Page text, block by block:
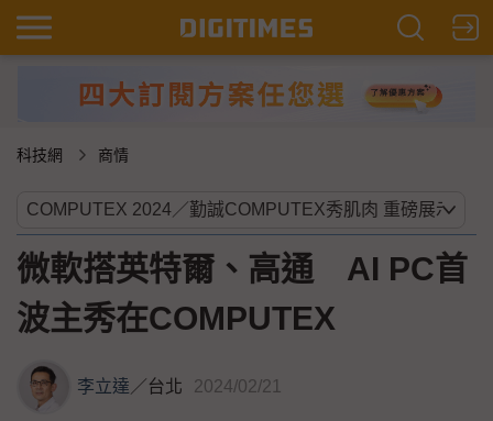
科技網 商情
微軟搭英特爾、高通 AI PC首
波主秀在COMPUTEX
李立達／台北 2024/02/21